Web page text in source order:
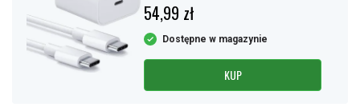
54,99 zł
Dostępne w magazynie
KUP